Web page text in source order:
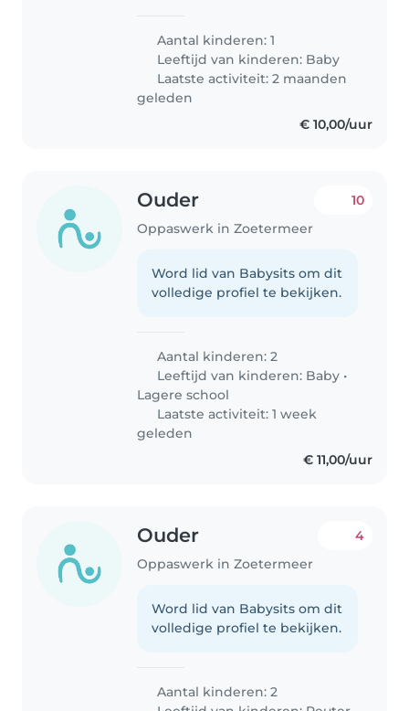
curious and playful baby. Our
little one loves to explore and
play, so we're looking for
someone..
Aantal kinderen: 1
Leeftijd van kinderen: Baby
Laatste activiteit: 2 maanden
geleden
€ 10,00/uur
Ouder
Oppaswerk in Zoetermeer
10
Word lid van Babysits om dit
volledige profiel te bekijken.
Aantal kinderen: 2
Leeftijd van kinderen: Baby •
Lagere school
Laatste activiteit: 1 week
geleden
€ 11,00/uur
Ouder
Oppaswerk in Zoetermeer
4
Word lid van Babysits om dit
volledige profiel te bekijken.
Aantal kinderen: 2